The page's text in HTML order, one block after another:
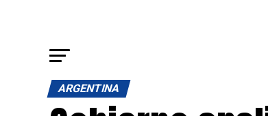
ARGENTINA